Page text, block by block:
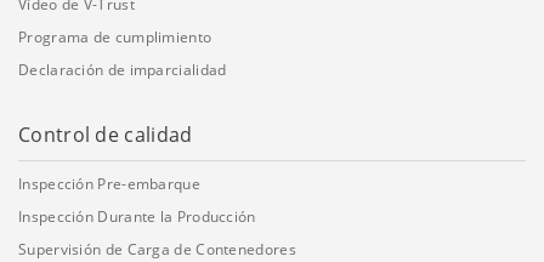
Vídeo de V-Trust
Programa de cumplimiento
Declaración de imparcialidad
Control de calidad
Inspección Pre-embarque
Inspección Durante la Producción
Supervisión de Carga de Contenedores